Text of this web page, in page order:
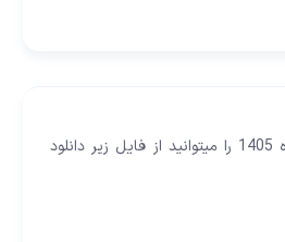
لیست قیمت اینورتر یولیکو Yolico مربوط به تاریخ اردیبهشت ماه 1405 را میتوانید از فایل زیر دانلود